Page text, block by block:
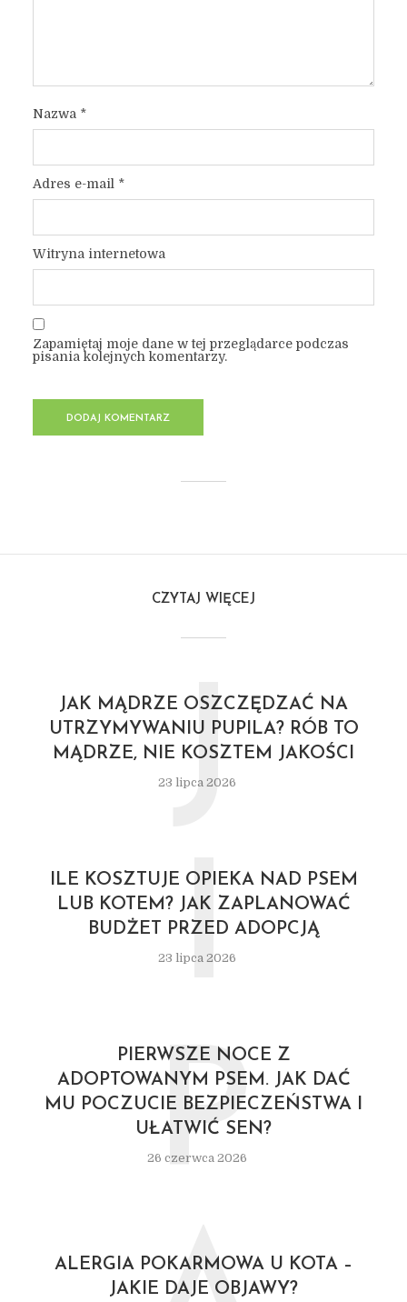
Nazwa *
Adres e-mail *
Witryna internetowa
Zapamiętaj moje dane w tej przeglądarce podczas
pisania kolejnych komentarzy.
CZYTAJ WIĘCEJ
JAK MĄDRZE OSZCZĘDZAĆ NA
UTRZYMYWANIU PUPILA? RÓB TO
MĄDRZE, NIE KOSZTEM JAKOŚCI
23 lipca 2026
J
ILE KOSZTUJE OPIEKA NAD PSEM
LUB KOTEM? JAK ZAPLANOWAĆ
BUDŻET PRZED ADOPCJĄ
23 lipca 2026
I
PIERWSZE NOCE Z
ADOPTOWANYM PSEM. JAK DAĆ
MU POCZUCIE BEZPIECZEŃSTWA I
UŁATWIĆ SEN?
26 czerwca 2026
P
ALERGIA POKARMOWA U KOTA –
JAKIE DAJE OBJAWY?